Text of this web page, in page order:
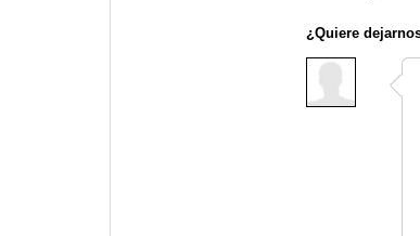
¿Quiere